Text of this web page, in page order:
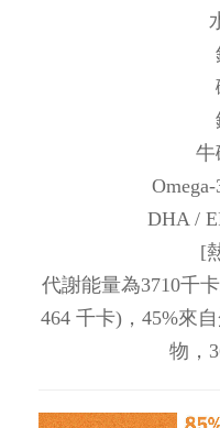
牛
DHA /
[
代謝能量為3710千
464 千卡)，45%來
物，